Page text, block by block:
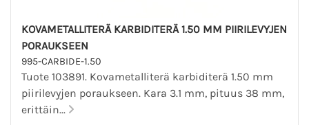
KOVAMETALLITERÄ KARBIDITERÄ 1.50 MM PIIRILEVYJEN
PORAUKSEEN
995-CARBIDE-1.50
Tuote 103891. Kovametalliterä karbiditerä 1.50 mm
piirilevyjen poraukseen. Kara 3.1 mm, pituus 38 mm,
erittäin...